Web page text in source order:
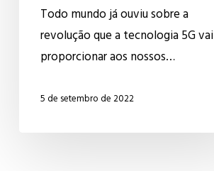
Todo mundo já ouviu sobre a
revolução que a tecnologia 5G vai
proporcionar aos nossos…
5 de setembro de 2022